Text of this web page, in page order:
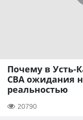
Почему в Усть-
СВА ожидания
реальностью
20790